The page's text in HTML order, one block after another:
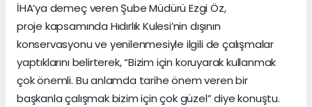
İHA’ya demeç veren Şube Müdürü Ezgi Öz,
proje kapsamında Hıdırlık Kulesi’nin dışının
konservasyonu ve yenilenmesiyle ilgili de çalışmalar
yaptıklarını belirterek, “Bizim için koruyarak kullanmak
çok önemli. Bu anlamda tarihe önem veren bir
başkanla çalışmak bizim için çok güzel” diye konuştu.